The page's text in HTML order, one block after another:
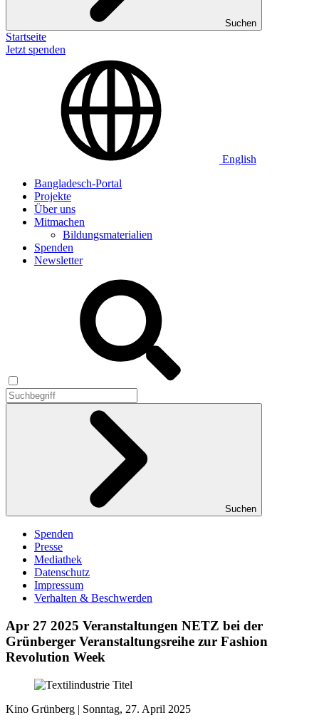
Suchen
Startseite
Jetzt spenden
English
Bangladesch-Portal
Projekte
Über uns
Mitmachen
Bildungsmaterialien
Spenden
Newsletter
Suchen
Spenden
Presse
Mediathek
Datenschutz
Impressum
Verhalten & Beschwerden
Apr 27 2025 Veranstaltungen NETZ bei der
Grünberger Veranstaltungsreihe zur Fashion
Revolution Week
Kino Grünberg | Sonntag, 27. April 2025